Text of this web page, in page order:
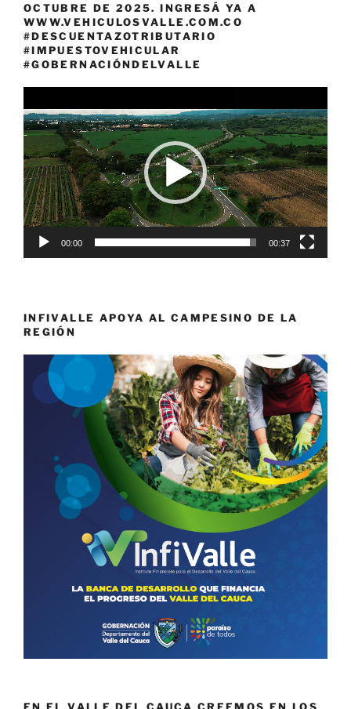
OCTUBRE DE 2025. INGRESÁ YA A
WWW.VEHICULOSVALLE.COM.CO
#DESCUENTAZOTRIBUTARIO
#IMPUESTOVEHICULAR
#GOBERNACIÓNDELVALLE
de
vídeo
00:00 00:37
INFIVALLE APOYA AL CAMPESINO DE LA
REGIÓN